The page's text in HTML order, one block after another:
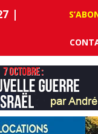
|